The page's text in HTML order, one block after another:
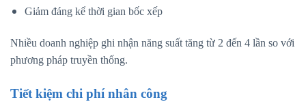
Giảm đáng kể thời gian bốc xếp
Nhiều doanh nghiệp ghi nhận năng suất tăng từ 2 đến 4 lần so với
phương pháp truyền thống.
Tiết kiệm chi phí nhân công